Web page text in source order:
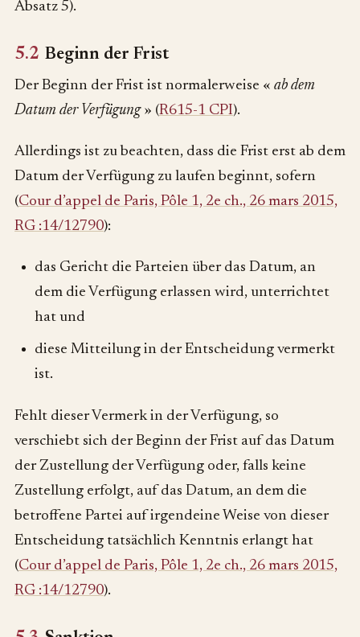
Absatz 5).
5.2 Beginn der Frist
Der Beginn der Frist ist normalerweise « ab dem
Datum der Verfügung» (R615-1 CPI).
Allerdings ist zu beachten, dass die Frist erst ab dem
Datum der Verfügung zu laufen beginnt, sofern
(Cour d’appel de Paris, Pôle 1, 2e ch., 26 mars 2015,
RG :14/12790):
das Gericht die Parteien über das Datum, an
dem die Verfügung erlassen wird, unterrichtet
hat und
diese Mitteilung in der Entscheidung vermerkt
ist.
Fehlt dieser Vermerk in der Verfügung, so
verschiebt sich der Beginn der Frist auf das Datum
der Zustellung der Verfügung oder, falls keine
Zustellung erfolgt, auf das Datum, an dem die
betroffene Partei auf irgendeine Weise von dieser
Entscheidung tatsächlich Kenntnis erlangt hat
(Cour d’appel de Paris, Pôle 1, 2e ch., 26 mars 2015,
RG :14/12790).